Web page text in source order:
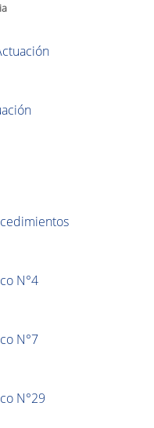
N°4
N°7
N°29